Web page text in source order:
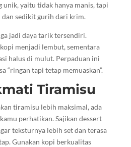
unik, yaitu tidak hanya manis, tapi
dan sedikit gurih dari krim.
jadi daya tarik tersendiri.
menjadi lembut, sementara
halus di mulut. Perpaduan ini
“ringan tapi tetap memuaskan”.
Tiramisu
tiramisu lebih maksimal, ada
perhatikan. Sajikan dessert
teksturnya lebih set dan terasa
Gunakan kopi berkualitas